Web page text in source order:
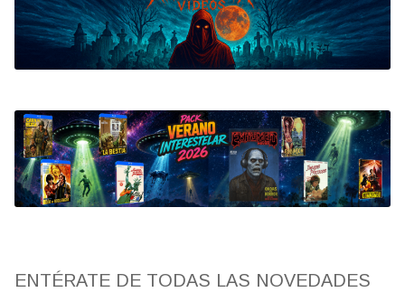
Bluray
Clasificada S
artwork
fantaterror
Jesús Franco
ENTÉRATE DE TODAS LAS NOVEDADES